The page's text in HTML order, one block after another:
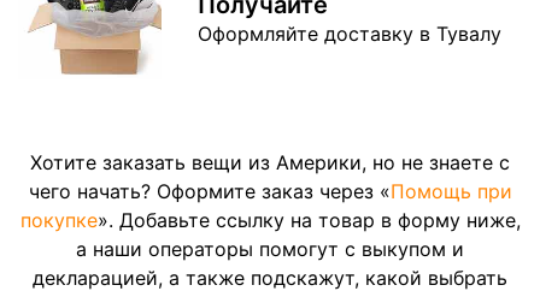
Оформляйте доставку в Тувалу
Хотите заказать вещи из Америки, но не знаете с
чего начать? Оформите заказ через «Помощь при
покупке». Добавьте ссылку на товар в форму ниже,
а наши операторы помогут с выкупом и
декларацией, а также подскажут, какой выбрать